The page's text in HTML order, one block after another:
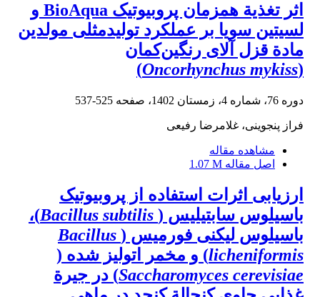
اثر تغذیة همزمان پروبیوتیک BioAqua و
لسیتین سویا بر عملکرد تولیدمثلی مولدین
مادة قزل آلای رنگین‌کمان
(
Oncorhynchus mykiss
)
دوره 76، شماره 4، زمستان 1402، صفحه 525-537
فراز پنجوینی، غلامرضا رفیعی
مشاهده مقاله
اصل مقاله 1.07 M
ارزیابی اثرات استفاده از پروبیوتیک
باسیلوس سابتیلیس (
)،
باسیلوس لیکنی فورمیس ( Bacillus
licheniformis) و مخمر اتولیز شده (
Saccharomyces cerevisiae) در جیرة